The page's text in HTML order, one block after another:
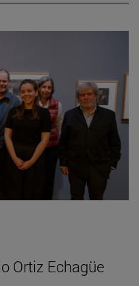
Ortiz Echagüe